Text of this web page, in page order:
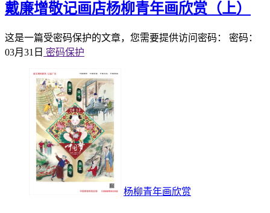
戴廉增敬记画店杨柳青年画欣赏（上）
这是一篇受密码保护的文章，您需要提供访问密码： 密码：
03月31日 密码保护
杨柳青年画欣赏